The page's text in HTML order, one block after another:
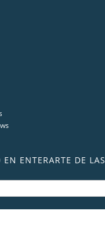
EN ENTERARTE DE LAS